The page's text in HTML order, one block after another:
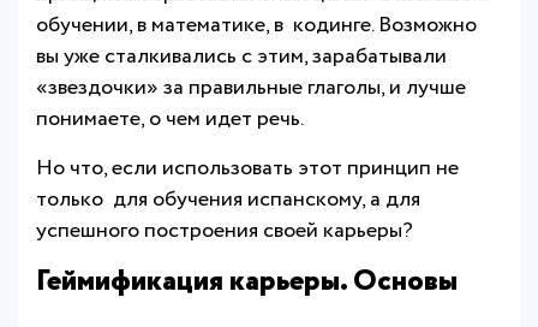
обучении, в математике, в кодинге. Возможно
вы уже сталкивались с этим, зарабатывали
«звездочки» за правильные глаголы, и лучше
понимаете, о чем идет речь.
Но что, если использовать этот принцип не
только для обучения испанскому, а для
успешного построения своей карьеры?
Геймификация карьеры. Основы